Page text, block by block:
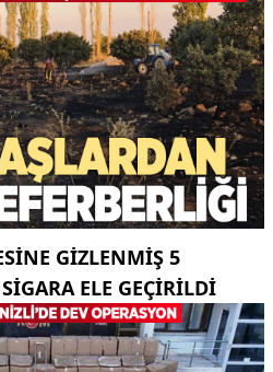
GIZLENMIŞ 5
ELE GEÇIRILDI